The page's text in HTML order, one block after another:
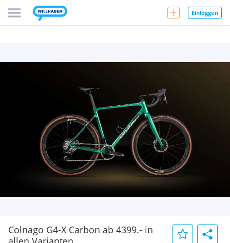
Einloggen
Colnago G4-X Carbon ab 4399.- in